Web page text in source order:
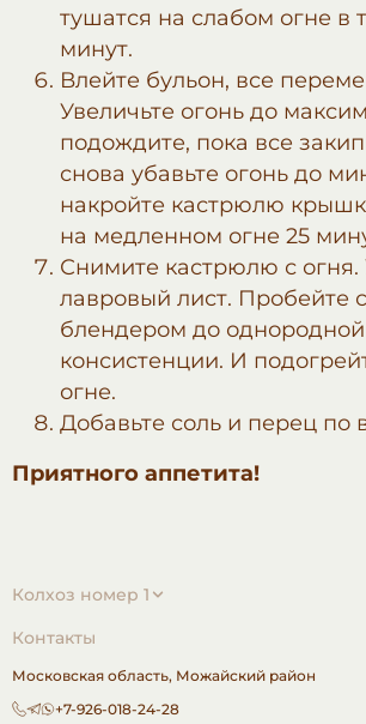
тушатся на слабом огне в
минут.
Влейте бульон, все
Увеличьте огонь до
подождите, пока все
снова убавьте огонь до
накройте кастрюлю
на медленном огне 25
Снимите кастрюлю с огня.
лавровый лист. Пробейте
блендером до однородной
консистенции. И
огне.
Добавьте соль и перец по
Приятного аппетита!
Колхоз номер 1
Контакты
Московская область, Можайский район
+7-926-018-24-28